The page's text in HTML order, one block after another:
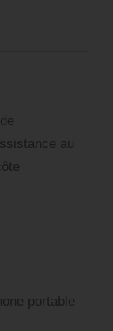
au
portable